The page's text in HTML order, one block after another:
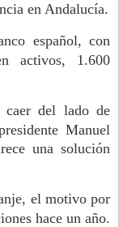
en Andalucía.
español, con
activos, 1.600
caer del lado de
Manuel
una solución
el motivo por
hace un año.